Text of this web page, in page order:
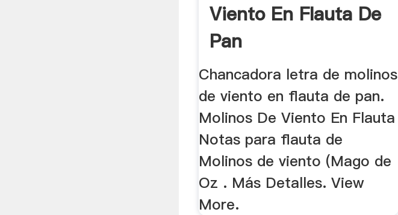
Viento En Flauta De
Pan
Chancadora letra de molinos
de viento en flauta de pan.
Molinos De Viento En Flauta
Notas para flauta de
Molinos de viento (Mago de
Oz . Más Detalles. View
More.